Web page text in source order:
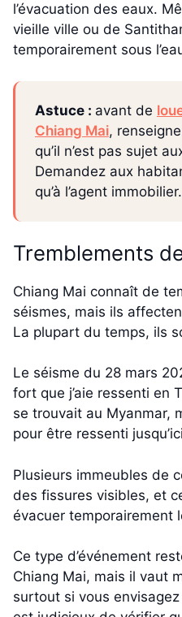
l’évacuation des eaux.
vieille ville ou de
temporairement sous
Astuce : avant de
Chiang Mai,
qu’il n’est pas sujet
Demandez aux
qu’à l’agent immobilier.
Tremblements
Chiang Mai connaît de
séismes, mais ils
La plupart du temps, ils
Le séisme du 28 mars
fort que j’aie ressenti en
se trouvait au Myanmar,
pour être ressenti
Plusieurs immeubles de
des fissures visibles, et
évacuer temporairement
Ce type d’événement
Chiang Mai, mais il vaut
surtout si vous